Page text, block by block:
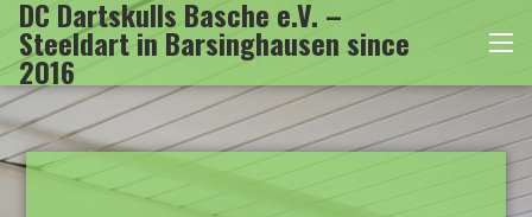
Zum
Inhalt
springen
DC Dartskulls Basche e.V. –
Steeldart in Barsinghausen since
2016